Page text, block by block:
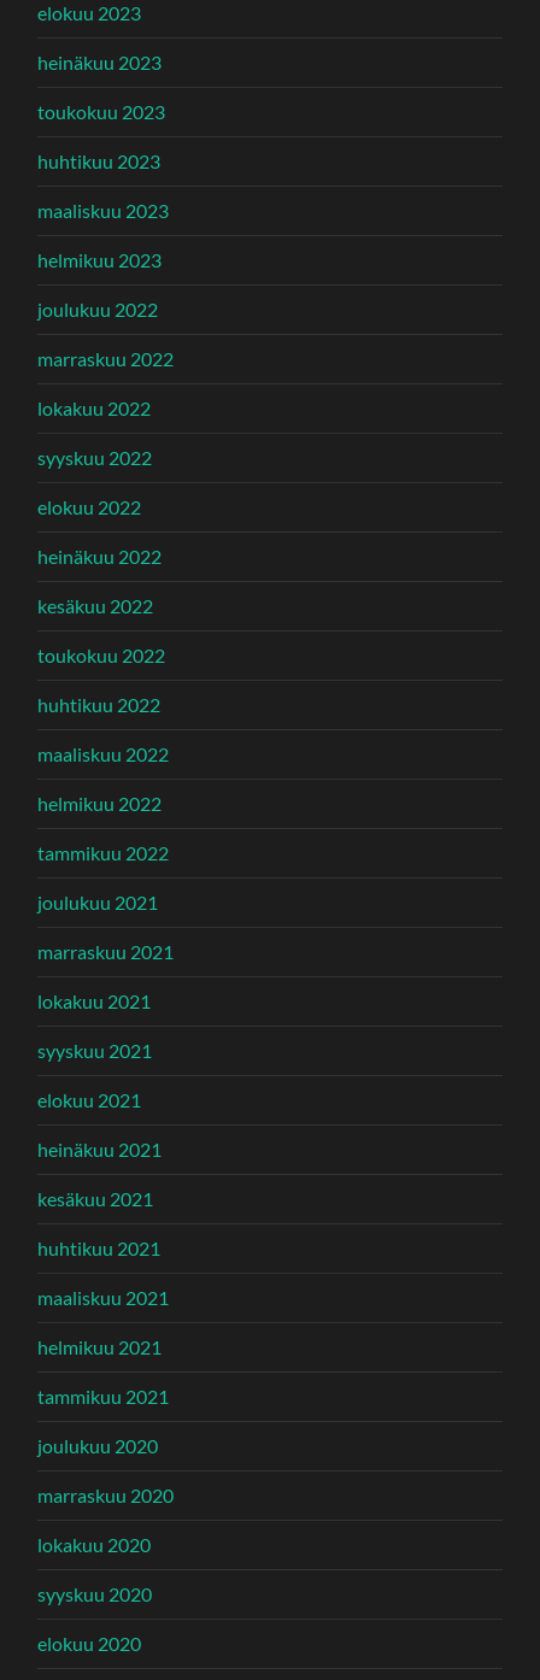
elokuu 2023
heinäkuu 2023
toukokuu 2023
huhtikuu 2023
maaliskuu 2023
helmikuu 2023
joulukuu 2022
marraskuu 2022
lokakuu 2022
syyskuu 2022
elokuu 2022
heinäkuu 2022
kesäkuu 2022
toukokuu 2022
huhtikuu 2022
maaliskuu 2022
helmikuu 2022
tammikuu 2022
joulukuu 2021
marraskuu 2021
lokakuu 2021
syyskuu 2021
elokuu 2021
heinäkuu 2021
kesäkuu 2021
huhtikuu 2021
maaliskuu 2021
helmikuu 2021
tammikuu 2021
joulukuu 2020
marraskuu 2020
lokakuu 2020
syyskuu 2020
elokuu 2020